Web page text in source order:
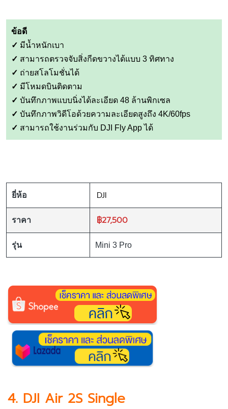
ข้อดี
✓ มีน้ำหนักเบา
✓ สามารถตรวจจับสิ่งกีดขวางได้แบบ 3 ทิศทาง
✓ ถ่ายสโลโมชั่นได้
✓ มีโหมดบินติดตาม
✓ บันทึกภาพแบบนิ่งได้ละเอียด 48 ล้านพิกเซล
✓ บันทึกภาพวิดีโอด้วยความละเอียดสูงถึง 4K/60fps
✓ สามารถใช้งานร่วมกับ DJI Fly App ได้
ยี่ห้อ DJI
ราคา ฿27,500
รุ่น Mini 3 Pro
4. DJI Air 2S Single